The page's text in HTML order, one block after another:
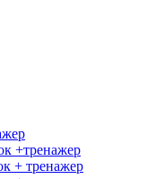
+тренажер
+ тренажер